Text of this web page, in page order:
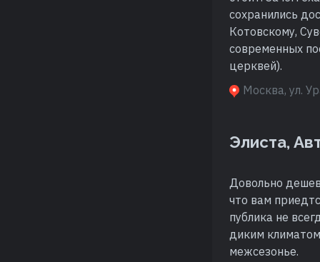
сохранились
Котовскому,
современных
церквей).
Москва, ул.
Элиста,
Довольно
что вам
публика не
диким
межсезонье.